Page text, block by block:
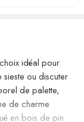
idéal pour
ou discuter
de palette,
de charme
en bois de pin